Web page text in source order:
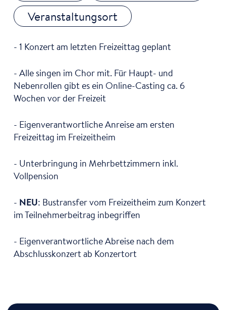
Veranstaltungsort
- 1 Konzert am letzten Freizeittag geplant
- Alle singen im Chor mit. Für Haupt- und
Nebenrollen gibt es ein Online-Casting ca. 6
Wochen vor der Freizeit
- Eigenverantwortliche Anreise am ersten
Freizeittag im Freizeitheim
- Unterbringung in Mehrbettzimmern inkl.
Vollpension
- NEU: Bustransfer vom Freizeitheim zum Konzert
im Teilnehmerbeitrag inbegriffen
- Eigenverantwortliche Abreise nach dem
Abschlusskonzert ab Konzertort